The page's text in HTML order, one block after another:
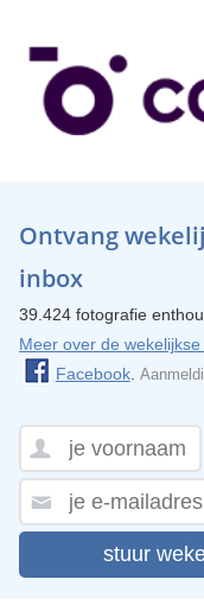
Ontvang
inbox
39.424 fotografie
Meer over de wekelijkse
Facebook.
stuur